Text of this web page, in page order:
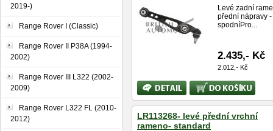
2019-)
Range Rover I (Classic)
Range Rover II P38A (1994-
2002)
Range Rover III L322 (2002-
2009)
Range Rover L322 FL (2010-
2012)
Levé zadní
přední nápravy -
spodníPro...
2.435,- Kč
2.012,- Kč
Bližší
informace
Koupit
LR113268- levé přední vrchní
rameno- standard